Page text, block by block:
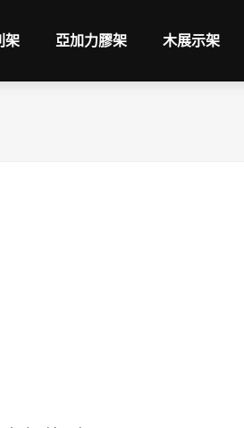
架 亞加力膠架 木展示架